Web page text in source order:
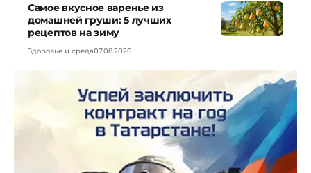
Самое вкусное варенье из
домашней груши: 5 лучших
рецептов на зиму
Здоровье и среда07.08.2026